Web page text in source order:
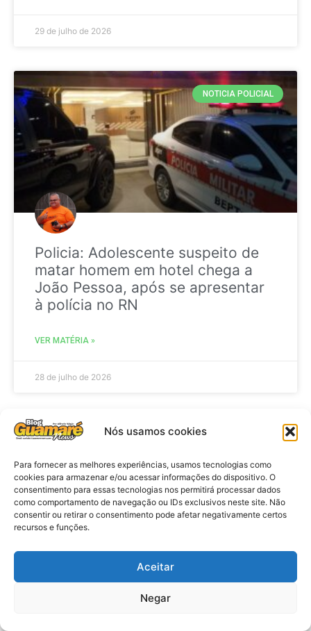
Nós usamos cookies
Para fornecer as melhores experiências, usamos tecnologias como
cookies para armazenar e/ou acessar informações do dispositivo. O
consentimento para essas tecnologias nos permitirá processar dados
como comportamento de navegação ou IDs exclusivos neste site. Não
consentir ou retirar o consentimento pode afetar negativamente certos
recursos e funções.
Aceitar
Negar
29 de julho de 2026
NOTICIA POLICIAL
Policia: Adolescente suspeito de
matar homem em hotel chega a
João Pessoa, após se apresentar
à polícia no RN
VER MATÉRIA »
28 de julho de 2026
Eleições 2026: procuradores e